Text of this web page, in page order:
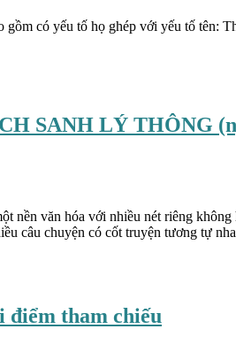
có yếu tố họ ghép với yếu tố
SANH LÝ THÔNG
văn hóa với nhiều nét riêng
câu chuyện có cốt truyện tương tự
điểm tham chiếu